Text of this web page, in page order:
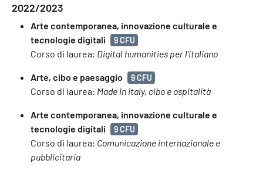
2022/2023
Arte contemporanea, innovazione culturale e
tecnologie digitali
9 CFU
Corso di laurea: Digital humanities per l'italiano
Arte, cibo e paesaggio 9 CFU
Corso di laurea: Made in italy, cibo e ospitalità
Arte contemporanea, innovazione culturale e
tecnologie digitali
9 CFU
Corso di laurea: Comunicazione internazionale e
pubblicitaria